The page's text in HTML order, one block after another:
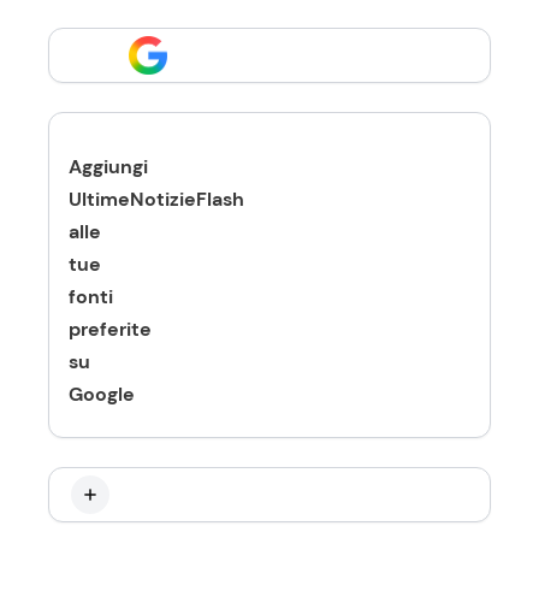
Aggiungi
UltimeNotizieFlash
alle
tue
fonti
preferite
su
Google